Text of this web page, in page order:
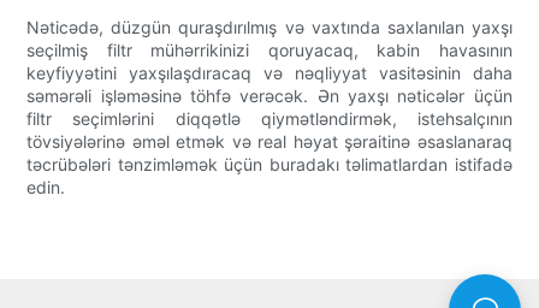
Nəticədə, düzgün quraşdırılmış və vaxtında saxlanılan yaxşı
seçilmiş filtr mühərrikinizi qoruyacaq, kabin havasının
keyfiyyətini yaxşılaşdıracaq və nəqliyyat vasitəsinin daha
səmərəli işləməsinə töhfə verəcək. Ən yaxşı nəticələr üçün
filtr seçimlərini diqqətlə qiymətləndirmək, istehsalçının
tövsiyələrinə əməl etmək və real həyat şəraitinə əsaslanaraq
təcrübələri tənzimləmək üçün buradakı təlimatlardan istifadə
edin.